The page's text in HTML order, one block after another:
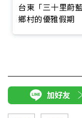
台東「三十里蔚
鄉村的優雅假期
加好友